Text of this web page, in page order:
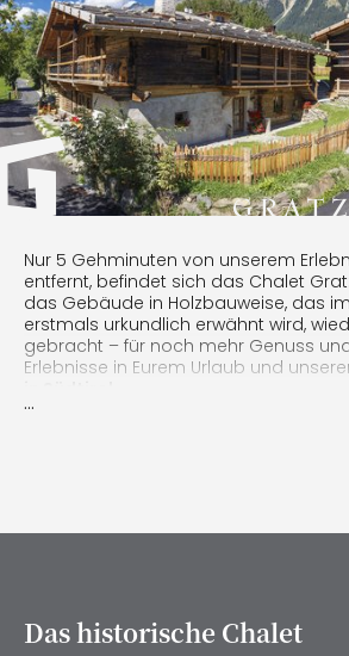
Nur 5 Gehminuten von unserem
entfernt, befindet sich das Chalet
das Gebäude in Holzbauweise, das
erstmals urkundlich erwähnt wird,
gebracht – für noch mehr Genuss
Erlebnisse in Eurem Urlaub und
Das Gratznhäusl mit dazugehörigem
...
Das historische Chalet